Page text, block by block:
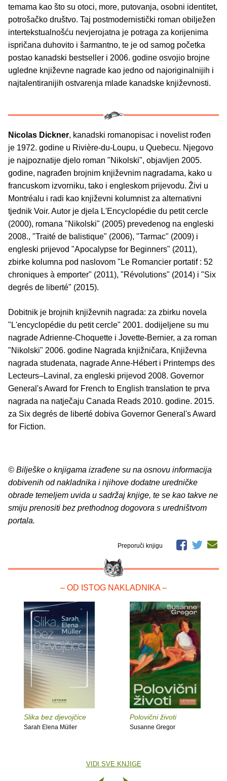
temama kao što su otoci, more, putovanja, osobni identitet,
potrošačko društvo. Taj postmodernistički roman obilježen
intertekstualnošću nevjerojatna je potraga za korijenima
ispričana duhovito i šarmantno, te je od samog početka
postao kanadski bestseller i 2006. godine osvojio brojne
ugledne književne nagrade kao jedno od najoriginalnijih i
najtalentiranijih ostvarenja mlade kanadske književnosti.
Nicolas Dickner, kanadski romanopisac i novelist rođen
je 1972. godine u Rivière-du-Loupu, u Quebecu. Njegovo
je najpoznatije djelo roman "Nikolski", objavljen 2005.
godine, nagrađen brojnim književnim nagradama, kako u
francuskom izvorniku, tako i engleskom prijevodu. Živi u
Montréalu i radi kao književni kolumnist za alternativni
tjednik Voir. Autor je djela L'Encyclopédie du petit cercle
(2000), romana "Nikolski" (2005) prevedenog na engleski
2008., "Traité de balistique" (2006), "Tarmac" (2009) i
engleski prijevod "Apocalypse for Beginners" (2011),
zbirke kolumna pod naslovom "Le Romancier portatif : 52
chroniques à emporter" (2011), "Révolutions" (2014) i "Six
degrés de liberté" (2015).
Dobitnik je brojnih književnih nagrada: za zbirku novela
"L'encyclopédie du petit cercle" 2001. dodijeljene su mu
nagrade Adrienne-Choquette i Jovette-Bernier, a za roman
"Nikolski" 2006. godine Nagrada knjižničara, Književna
nagrada studenata, nagrade Anne-Hébert i Printemps des
Lecteurs–Lavinal, za engleski prijevod 2008. Governor
General's Award for French to English translation te prva
nagrada na natječaju Canada Reads 2010. godine. 2015.
za Six degrés de liberté dobiva Governor General's Award
for Fiction.
© Bilješke o knjigama izrađene su na osnovu informacija
dobivenih od nakladnika i njihove dodatne uredničke
obrade temeljem uvida u sadržaj knjige, te se kao takve ne
smiju prenositi bez prethodnog dogovora s uredništvom
portala.
Preporuči knjigu
– OD ISTOG NAKLADNIKA –
Slika bez djevojčice
Sarah Elena Müller
Polovični životi
Susanne Gregor
VIDI SVE KNJIGE